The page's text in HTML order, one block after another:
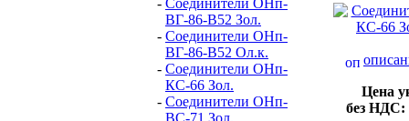
- Соединители ОНп-
ВГ-86-В52 Зол.
- Соединители ОНп-
ВГ-86-В52 Ол.к.
- Соединители ОНп-
КС-66 Зол.
- Соединители ОНп-
ВС-71 Зол.
Цена
без НДС: